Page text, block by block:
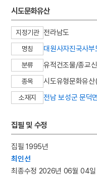
시도문화유산
지정기관 전라남도
명칭 대원사자진국사
분류 유적건조물/종교
종목 시도유형문화유
소재지 전남 보성군 문덕
집필 및 수정
집필 1995년
최인선
최종수정 2026년 06월 04일